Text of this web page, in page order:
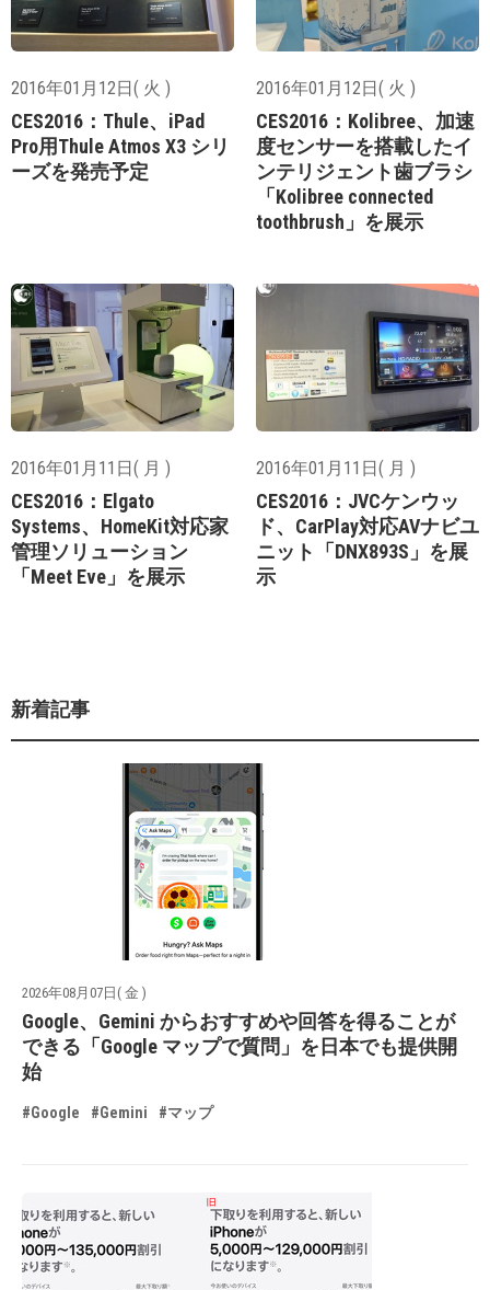
2016年01月12日( 火 )
CES2016：Thule、iPad
Pro用Thule Atmos X3 シリ
ーズを発売予定
2016年01月12日( 火 )
CES2016：Kolibree、加速
度センサーを搭載したイ
ンテリジェント歯ブラシ
「Kolibree connected
toothbrush」を展示
2016年01月11日( 月 )
CES2016：Elgato
Systems、HomeKit対応家
管理ソリューション
「Meet Eve」を展示
2016年01月11日( 月 )
CES2016：JVCケンウッ
ド、CarPlay対応AVナビユ
ニット「DNX893S」を展
示
新着記事
2026年08月07日( 金 )
Google、Gemini からおすすめや回答を得ることが
できる「Google マップで質問」を日本でも提供開
始
#Google #Gemini #マップ